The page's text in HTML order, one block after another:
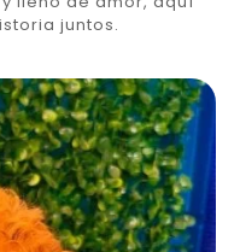
juntos.